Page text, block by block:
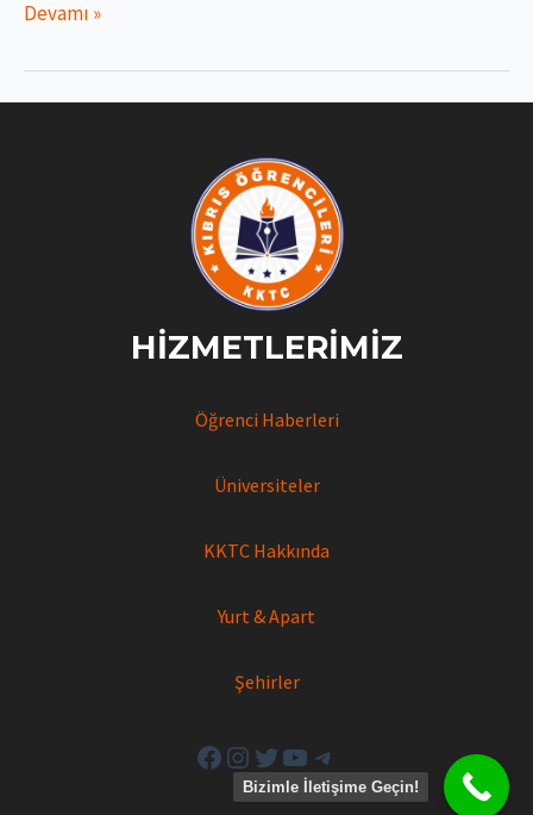
Kıbrıs’ta
Devamı »
HIZMETLERIMIZ
Öğrenci Haberleri
Üniversiteler
KKTC Hakkında
Yurt & Apart
Şehirler
Facebook
Instagram
Twitter
YouTube
Telegram
Bizimle İletişime Geçin!